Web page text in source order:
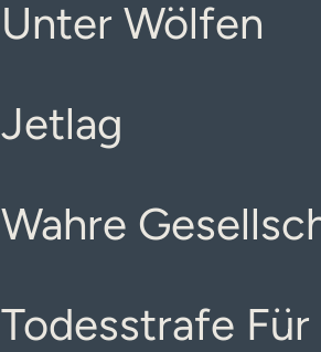
Unter Wölfen
Jetlag
Wahre
Todesstrafe